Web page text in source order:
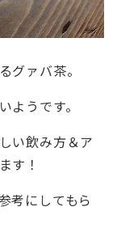
グァバ茶。
うです。
い飲み方＆ア
す！
考にしてもら